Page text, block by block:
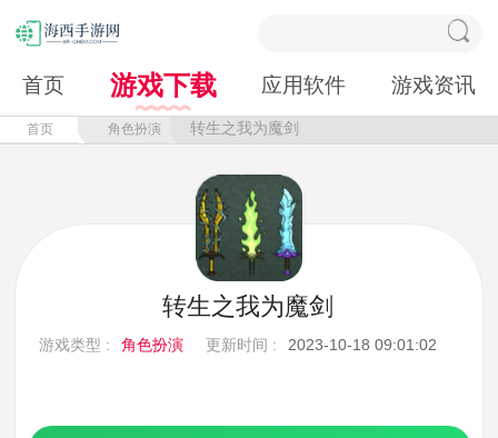
首页 游戏下载 应用软件 游戏资讯
首页 角色扮演 转生之我为魔剑
转生之我为魔剑
游戏类型 : 角色扮演 更新时间 : 2023-10-18 09:01:02